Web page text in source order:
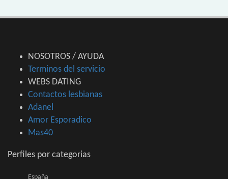
NOSOTROS / AYUDA
Terminos del servicio
WEBS DATING
Contactos lesbianas
Adanel
Amor Esporadico
Mas40
Perfiles por categorias
España